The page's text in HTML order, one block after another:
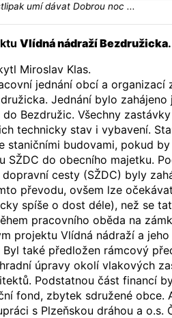
umí dávat Dobrou noc ...
Vlídná nádraží Bezdružicka.
Miroslav Klas.
jednání obcí a organizací
Jednání bylo
do Bezdružic. Všechny
technicky stav i vybavení.
staničními budovami, pokud
SŽDC do obecního majetku.
cesty (SŽDC) byly
převodu, ovšem lze
spíše o dost déle), než se
pracovního oběda na
projektu Vlídná nádraží a jeho
také předložen rámcový
úpravy okolí vlakových
Podstatnou část financí
fond, zbytek sdružené obce.
s Plzeňskou dráhou a o.s.